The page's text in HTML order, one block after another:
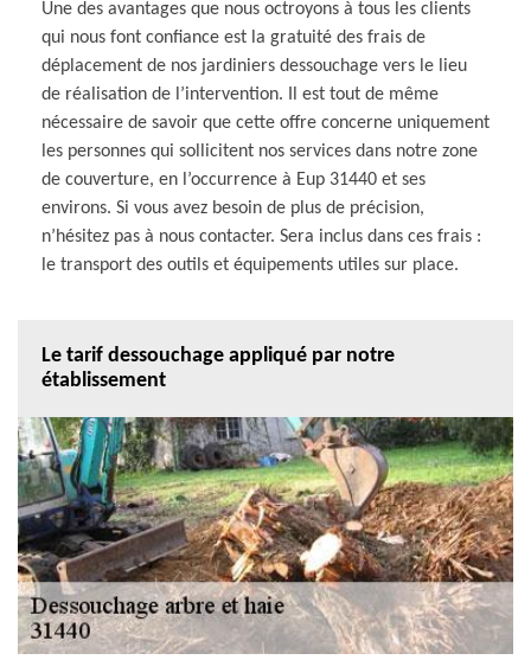
Une des avantages que nous octroyons à tous les clients
qui nous font confiance est la gratuité des frais de
déplacement de nos jardiniers dessouchage vers le lieu
de réalisation de l’intervention. Il est tout de même
nécessaire de savoir que cette offre concerne uniquement
les personnes qui sollicitent nos services dans notre zone
de couverture, en l’occurrence à Eup 31440 et ses
environs. Si vous avez besoin de plus de précision,
n’hésitez pas à nous contacter. Sera inclus dans ces frais :
le transport des outils et équipements utiles sur place.
Le tarif dessouchage appliqué par notre
établissement